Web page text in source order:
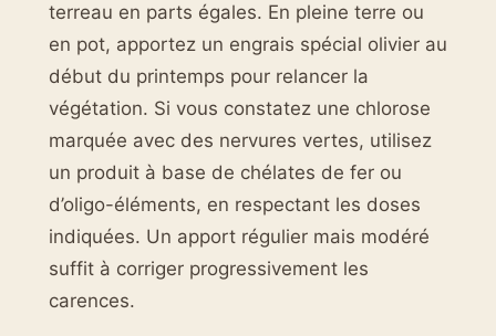
terreau en parts égales. En pleine terre ou
en pot, apportez un engrais spécial olivier au
début du printemps pour relancer la
végétation. Si vous constatez une chlorose
marquée avec des nervures vertes, utilisez
un produit à base de chélates de fer ou
d’oligo-éléments, en respectant les doses
indiquées. Un apport régulier mais modéré
suffit à corriger progressivement les
carences.